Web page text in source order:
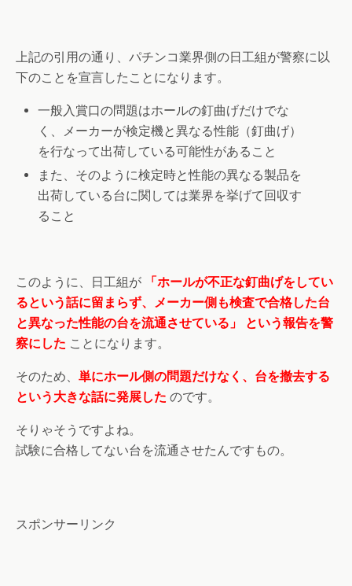
上記の引用の通り、パチンコ業界側の日工組が警察に以
下のことを宣言したことになります。
一般入賞口の問題はホールの釘曲げだけでな
く、メーカーが検定機と異なる性能（釘曲げ）
を行なって出荷している可能性があること
また、そのように検定時と性能の異なる製品を
出荷している台に関しては業界を挙げて回収す
ること
このように、日工組が
「ホールが不正な釘曲げをしてい
るという話に留まらず、メーカー側も検査で合格した台
と異なった性能の台を流通させている」 という報告を警
察にした ことになります。
そのため、 単にホール側の問題だけなく、台を撤去する
という大きな話に発展した のです。
そりゃそうですよね。
試験に合格してない台を流通させたんですもの。
スポンサーリンク